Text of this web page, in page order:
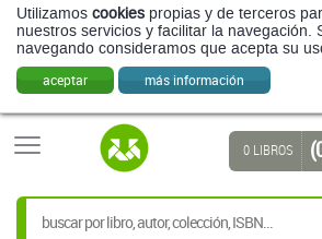
Utilizamos cookies propias y de terceros
nuestros servicios y facilitar la navegación.
navegando consideramos que acepta su
aceptar más información
0 LIBROS